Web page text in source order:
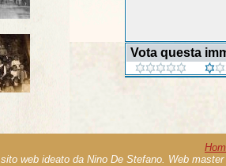
Vota questa
sito web ideato da Nino De Stefano. Web